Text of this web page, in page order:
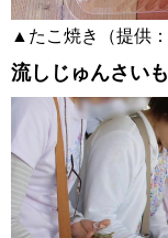
▲たこ焼き（提供
流しじゅんさい